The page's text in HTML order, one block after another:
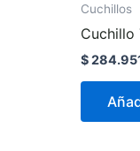
Cuchillos
Cuchillo
$